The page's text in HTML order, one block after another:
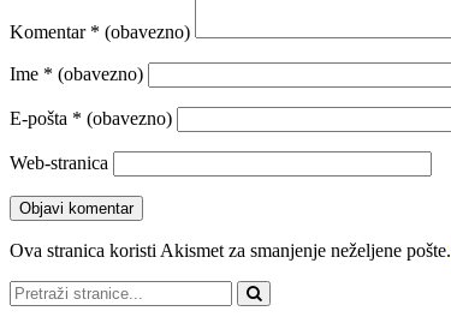
Komentar * (obavezno)
Ime * (obavezno)
E-pošta * (obavezno)
Web-stranica
Ova stranica koristi Akismet za smanjenje neželjene pošte.
Pretraži